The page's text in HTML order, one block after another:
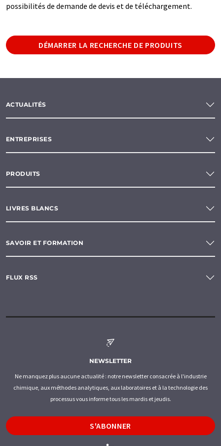
possibilités de demande de devis et de téléchargement.
DÉMARRER LA RECHERCHE DE PRODUITS
ACTUALITÉS
ENTREPRISES
PRODUITS
LIVRES BLANCS
SAVOIR ET FORMATION
FLUX RSS
NEWSLETTER
Ne manquez plus aucune actualité : notre newsletter consacrée à l'industrie
chimique, aux méthodes analytiques, aux laboratoires et à la technologie des
processus vous informe tous les mardis et jeudis.
S'ABONNER